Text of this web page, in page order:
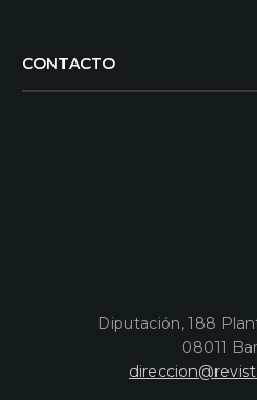
CONTACTO
Diputación, 188
08011